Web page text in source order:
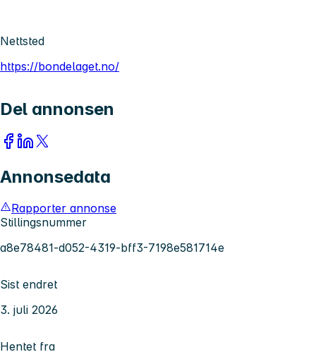
Nettsted
https://bondelaget.no/
Del annonsen
Annonsedata
Rapporter annonse
Stillingsnummer
a8e78481-d052-4319-bff3-7198e581714e
Sist endret
3. juli 2026
Hentet fra